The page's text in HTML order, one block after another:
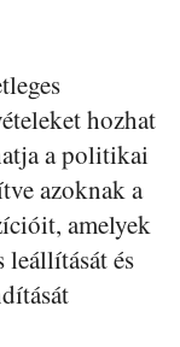
hozhat
a politikai
azoknak a
amelyek
és